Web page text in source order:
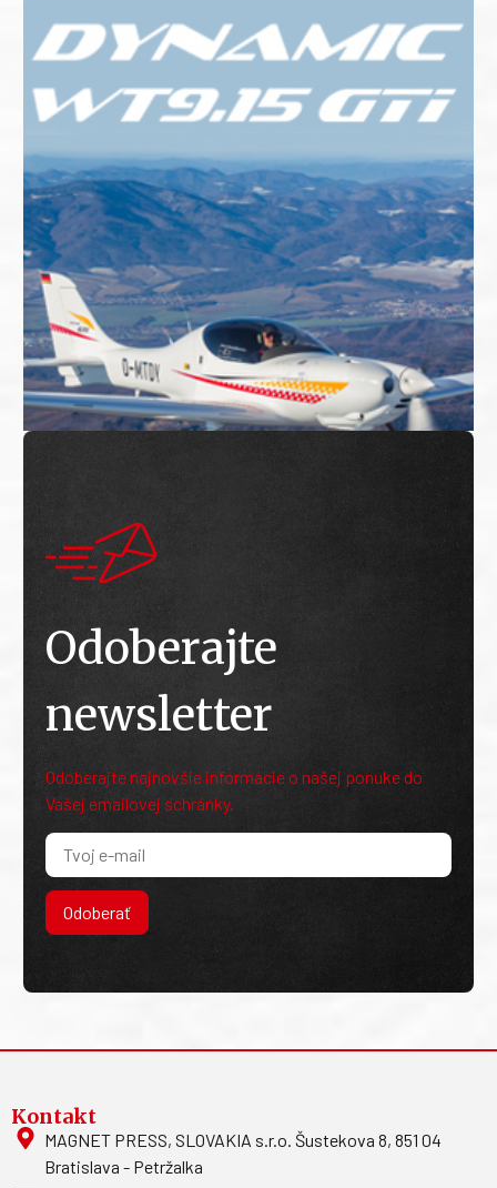
Odoberajte
newsletter
Odoberajte najnovšie informácie o našej ponuke do
Vašej emailovej schránky.
Odoberať
Kontakt
MAGNET PRESS, SLOVAKIA s.r.o. Šustekova 8, 851 04
Bratislava - Petržalka